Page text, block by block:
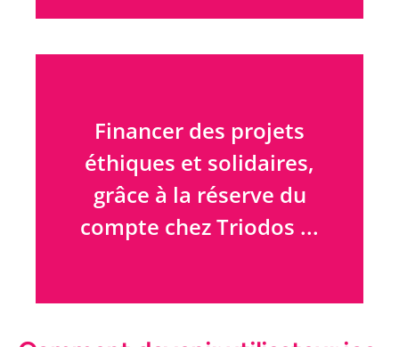
vous choisissez les
commerces que vous
soutenez.
Financer des projets
éthiques et solidaires,
grâce à la réserve du
compte chez Triodos ...